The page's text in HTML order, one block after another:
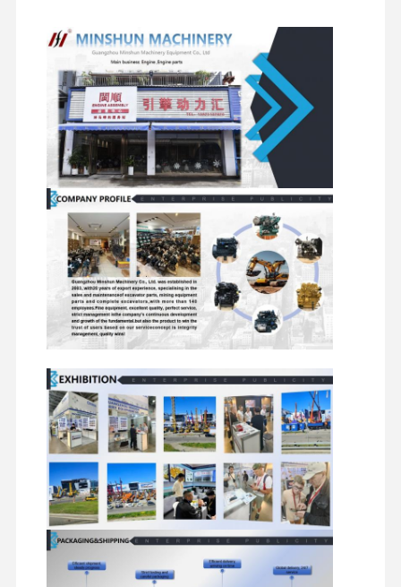
سیستم سوخت موتور
قطعات هیدرولیک بیل مکانیکی
قطعات یدکی بیل مکانیکی
فیلترها
جانبی
موتور
هیدرولیک بیل
مکانیکی
اجزای
چرخشی
شیرهای
توزیع کننده
مجموعه
موتورهای
مسافرتی
اجزای شاسی
و سایر لوازم
جانبی